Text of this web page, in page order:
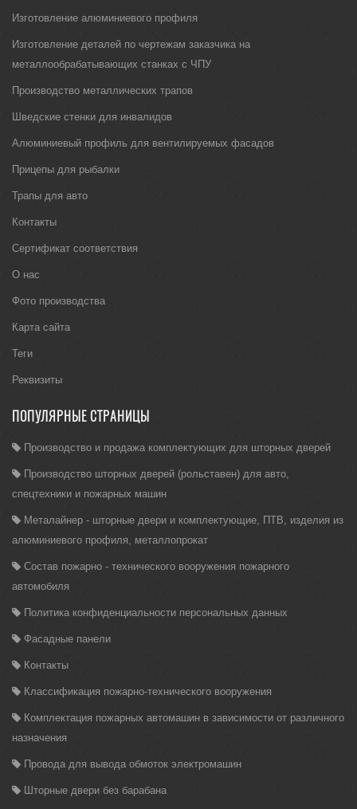
Изготовление алюминиевого профиля
Изготовление деталей по чертежам заказчика на
металлообрабатывающих станках с ЧПУ
Производство металлических трапов
Шведские стенки для инвалидов
Алюминиевый профиль для вентилируемых фасадов
Прицепы для рыбалки
Трапы для авто
Контакты
Сертификат соответствия
О нас
Фото производства
Карта сайта
Теги
Реквизиты
ПОПУЛЯРНЫЕ СТРАНИЦЫ
Производство и продажа комплектующих для шторных дверей
Производство шторных дверей (рольставен) для авто,
спецтехники и пожарных машин
Металайнер - шторные двери и комплектующие, ПТВ, изделия из
алюминиевого профиля, металлопрокат
Состав пожарно - технического вооружения пожарного
автомобиля
Политика конфиденциальности персональных данных
Фасадные панели
Контакты
Классификация пожарно-технического вооружения
Комплектация пожарных автомашин в зависимости от различного
назначения
Провода для вывода обмоток электромашин
Шторные двери без барабана